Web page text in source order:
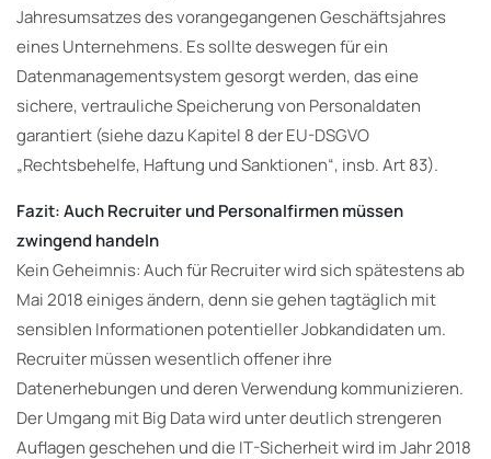
Jahresumsatzes des vorangegangenen Geschäftsjahres
eines Unternehmens. Es sollte deswegen für ein
Datenmanagementsystem gesorgt werden, das eine
sichere, vertrauliche Speicherung von Personaldaten
garantiert (siehe dazu Kapitel 8 der EU-DSGVO
„Rechtsbehelfe, Haftung und Sanktionen“, insb. Art 83).
Fazit: Auch Recruiter und Personalfirmen müssen
zwingend handeln
Kein Geheimnis: Auch für Recruiter wird sich spätestens ab
Mai 2018 einiges ändern, denn sie gehen tagtäglich mit
sensiblen Informationen potentieller Jobkandidaten um.
Recruiter müssen wesentlich offener ihre
Datenerhebungen und deren Verwendung kommunizieren.
Der Umgang mit Big Data wird unter deutlich strengeren
Auflagen geschehen und die IT-Sicherheit wird im Jahr 2018